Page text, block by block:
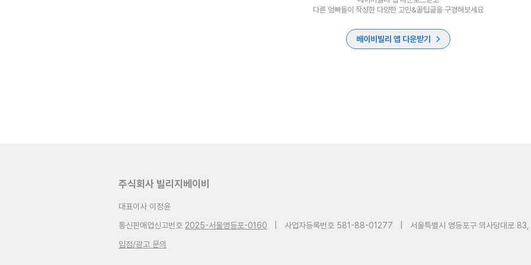
다른 엄빠들이 작성한 다양한 고민&꿀팁글을 구경해보세요
베이비빌리 앱 다운받기
주식회사 빌리지베이비
대표이사 이정윤
통신판매업신고번호 2025-서울영등포-0160 사업자등록번호 581-88-01277
서울특별시 영등포구 의사당대로
입점/광고 문의